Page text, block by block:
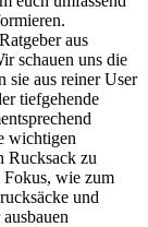
aus
schauen uns die
sie aus reiner User
tiefgehende
wichtigen
Rucksack zu
Fokus, wie zum
und